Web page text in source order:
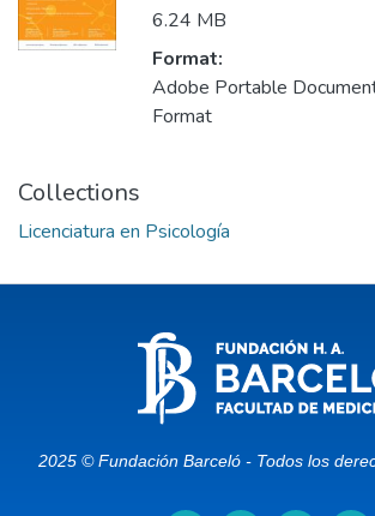
6.24 MB
Format:
Adobe Portable
Format
Collections
Licenciatura en Psicología
2025 © Fundación Barceló - Todos los